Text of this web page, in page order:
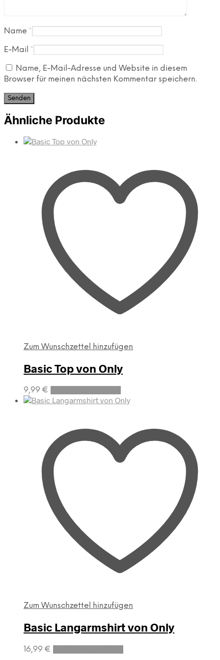
Name *
E-Mail *
Name, E-Mail-Adresse und Website in diesem
Browser für meinen nächsten Kommentar speichern.
Ähnliche Produkte
Zum Wunschzettel hinzufügen
Basic Top von Only
9,99 €
Dieses
Produkt
weist
auf.
Die
Optionen
können
Zum Wunschzettel hinzufügen
Basic Langarmshirt von Only
16,99 €
Dieses